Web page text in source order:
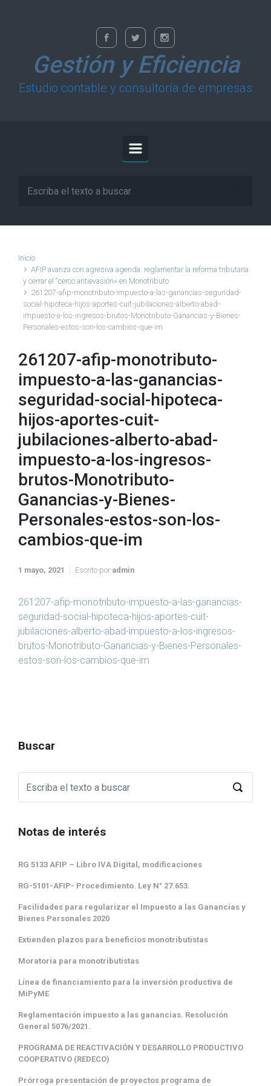
Gestión y Eficiencia
Estudio contable y consultoría de empresas
Inicio
AFIP avanza con agresiva agenda: reglamentar la reforma tributaria
y cerrar el “cerco antievasión» en Monotributo
261207-afip-monotributo-impuesto-a-las-ganancias-seguridad-
social-hipoteca-hijos-aportes-cuit-jubilaciones-alberto-abad-
impuesto-a-los-ingresos-brutos-Monotributo-Ganancias-y-Bienes-
Personales-estos-son-los-cambios-que-im
261207-afip-monotributo-
impuesto-a-las-ganancias-
seguridad-social-hipoteca-
hijos-aportes-cuit-
jubilaciones-alberto-abad-
impuesto-a-los-ingresos-
brutos-Monotributo-
Ganancias-y-Bienes-
Personales-estos-son-los-
cambios-que-im
1 mayo, 2021 Escrito por admin
261207-afip-monotributo-impuesto-a-las-ganancias-
seguridad-social-hipoteca-hijos-aportes-cuit-
jubilaciones-alberto-abad-impuesto-a-los-ingresos-
brutos-Monotributo-Ganancias-y-Bienes-Personales-
estos-son-los-cambios-que-im
Buscar
Notas de interés
RG 5133 AFIP – Libro IVA Digital, modificaciones
RG-5101-AFIP- Procedimiento. Ley N° 27.653.
Facilidades para regularizar el Impuesto a las Ganancias y
Bienes Personales 2020
Extienden plazos para beneficios monotributistas
Moratoria para monotributistas
Línea de financiamiento para la inversión productiva de
MiPyME
Reglamentación impuesto a las ganancias. Resolución
General 5076/2021.
PROGRAMA DE REACTIVACIÓN Y DESARROLLO PRODUCTIVO
COOPERATIVO (REDECO)
Prórroga presentación de proyectos programa de